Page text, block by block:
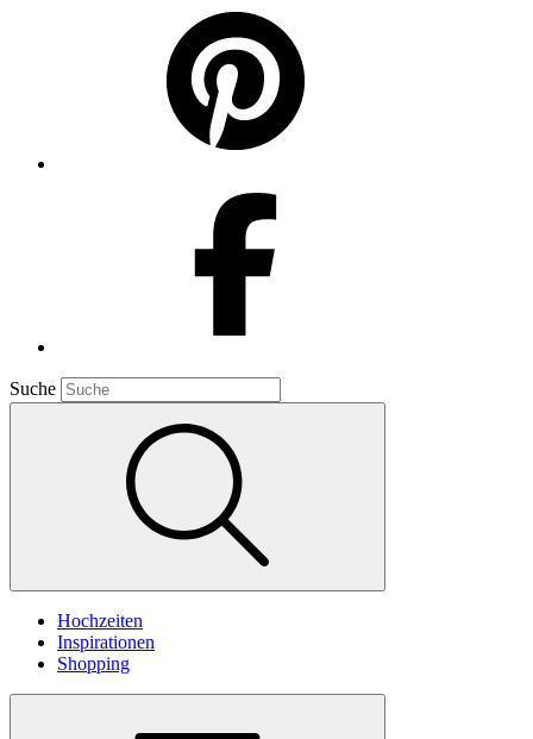
Suche
Hochzeiten
Inspirationen
Shopping